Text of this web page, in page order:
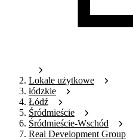
Lokale użytkowe
łódzkie
Łódź
Śródmieście
Śródmieście-Wschód
Real Development Group